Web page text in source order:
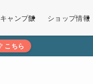
キャンプ飯 ショップ情報
こちら